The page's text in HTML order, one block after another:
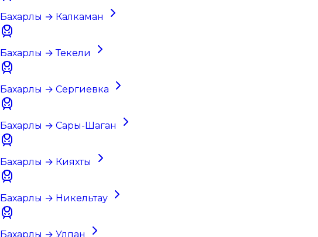
Бахарлы → Калкаман
Бахарлы → Текели
Бахарлы → Сергиевка
Бахарлы → Сары-Шаган
Бахарлы → Кияхты
Бахарлы → Никельтау
Бахарлы → Улпан